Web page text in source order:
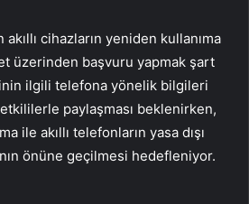
akıllı cihazların yeniden kullanıma
üzerinden başvuru yapmak şart
ilgili telefona yönelik bilgileri
paylaşması beklenirken,
ile akıllı telefonların yasa dışı
önüne geçilmesi hedefleniyor.